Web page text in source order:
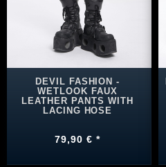
DEVIL FASHION -
WETLOOK FAUX
LEATHER PANTS WITH
LACING HOSE
79,90 € *